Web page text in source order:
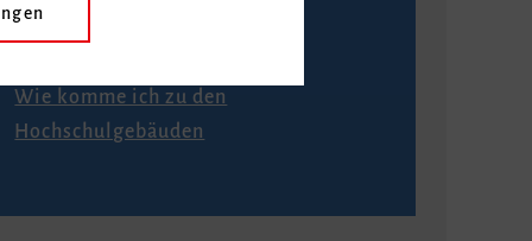
Anfahrt
Wie komme ich zu den
Hochschulgebäuden